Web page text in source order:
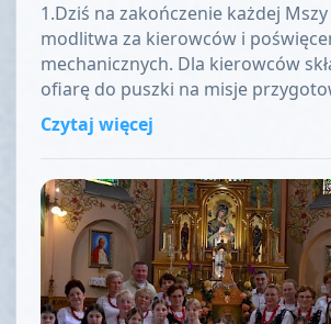
1.Dziś na zakończenie każdej
modlitwa za kierowców i
mechanicznych. Dla kierowców
ofiarę do puszki na misje
Czytaj więcej